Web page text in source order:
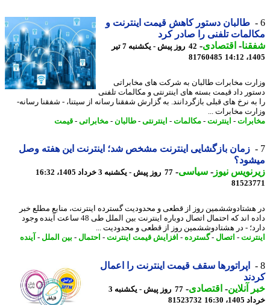
طالبان دستور کاهش قیمت اینترنت و
تلفنی را صادر کرد
-اقتصادی-
42 روز پیش - یکشنبه 7 تیر
81760485
مخابرات طالبان به شرکت های مخابراتی
داد قیمت بسته های اینترنتی و مکالمات تلفنی
نرخ های قبلی بازگردانند. به گزارش شفقنا رسانه از سیتنا، - شفقنا رسانه-
مخابرات ...
- اینترنت-مکالمات-اینترنتی-طالبان-مخابراتی-قیمت
زمان بازگشایی اینترنت مشخص شد؛ اینترنت این هفته وصل
نیوز-سیاسی-77 روز پیش - یکشنبه 3 خرداد 1405، 16:32
روز از قطعی و محدودیت گسترده اینترنت، منابع مطلع خبر
داده اند که احتمال اتصال دوباره اینترنت بین الملل طی 48 ساعت آینده وجود
- در هشتادوششمین روز از قطعی و محدودیت ...
-اتصال-گسترده- افزایش قیمت اینترنت-احتمال-بین الملل-آینده
اپراتورها سقف قیمت اینترنت را اعمال
آنلاین-اقتصادی-
77 روز پیش - یکشنبه 3
16:30
81523732